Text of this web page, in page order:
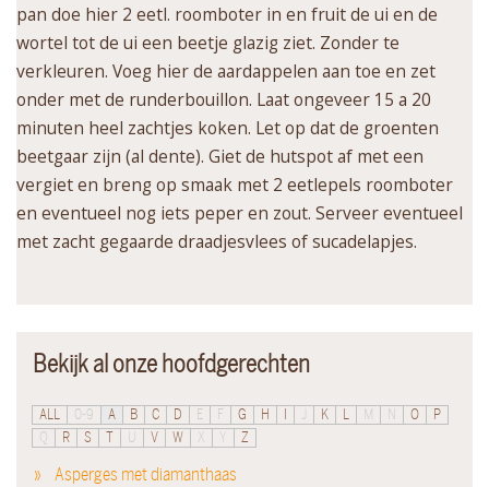
pan doe hier 2 eetl. roomboter in en fruit de ui en de
wortel tot de ui een beetje glazig ziet. Zonder te
verkleuren. Voeg hier de aardappelen aan toe en zet
onder met de runderbouillon. Laat ongeveer 15 a 20
minuten heel zachtjes koken. Let op dat de groenten
beetgaar zijn (al dente). Giet de hutspot af met een
vergiet en breng op smaak met 2 eetlepels roomboter
en eventueel nog iets peper en zout. Serveer eventueel
met zacht gegaarde draadjesvlees of sucadelapjes.
Bekijk al onze hoofdgerechten
ALL 0-9 A B C D E F G H K M N O
P
Q
R S T U V W X Y Z
Asperges met diamanthaas